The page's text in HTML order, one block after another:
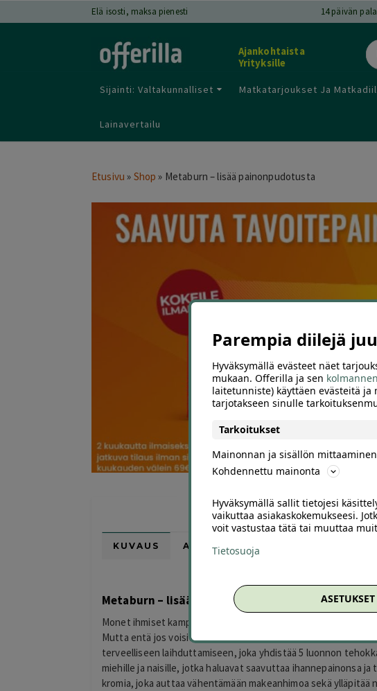
Elä isosti, maksa pienesti 14päivän
Ajankohtaista
Yrityksille
Sijainti: Valtakunnalliset Matkatarjoukset Ja
Lainavertailu
Etusivu » Shop » Metaburn – lisää painonpudotusta
KUVAUS ARVIOT (0)
Metaburn – lisää painonpudotusta
Monet ihmiset kamppailevat ruokavalionsa kanssa koko
Mutta entä jos voisit syödä jotain, joka saa sinut syömään
terveelliseen laihduttamiseen, joka yhdistää 5 luonnon
miehille ja naisille, jotka haluavat saavuttaa ihannepainonsa
kromia, joka auttaa vähentämään makeanhimoa sekä
Parempia diilejä
Hyväksymällä evästeet näet
mukaan. Offerilla ja sen
laitetunniste) käyttäen evästeitä
tarjotakseen sinulle
Tarkoitukset
Mainonnan ja sisällön mittaaminen
Kohdennettu mainonta
Hyväksymällä sallit tietojesi
vaikuttaa asiakaskokemukseesi.
voit vastustaa tätä tai muuttaa
Tietosuoja
ASETUKSET